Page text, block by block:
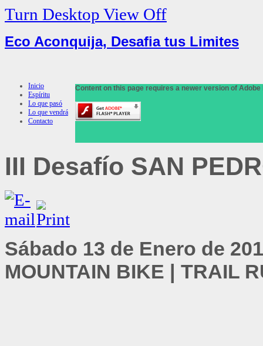
Turn Desktop View Off
Eco Aconquija, Desafia tus Limites
Inicio
Espíritu
Lo que pasó
Lo que vendrá
Contacto
Content on this page requires a newer version of Adobe
III Desafío SAN
Sábado 13 de Enero de
MOUNTAIN BIKE | TRAIL